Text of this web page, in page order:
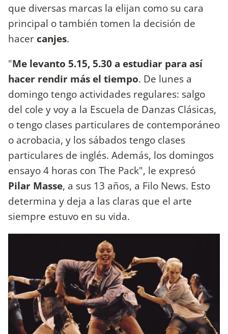
que diversas marcas la elijan como su cara
principal o también tomen la decisión de
hacer canjes.
"Me levanto 5.15, 5.30 a estudiar para así
hacer rendir más el tiempo. De lunes a
domingo tengo actividades regulares: salgo
del cole y voy a la Escuela de Danzas Clásicas,
o tengo clases particulares de contemporáneo
o acrobacia, y los sábados tengo clases
particulares de inglés. Además, los domingos
ensayo 4 horas con The Pack", le expresó
Pilar Masse, a sus 13 años, a Filo News. Esto
determina y deja a las claras que el arte
siempre estuvo en su vida.